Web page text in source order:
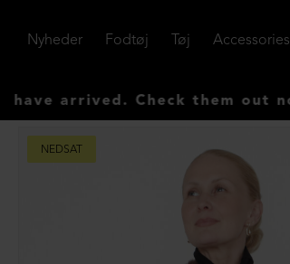
Nyheder Fodtøj Tøj Accessories
arrived. Check them out now
NEDSAT